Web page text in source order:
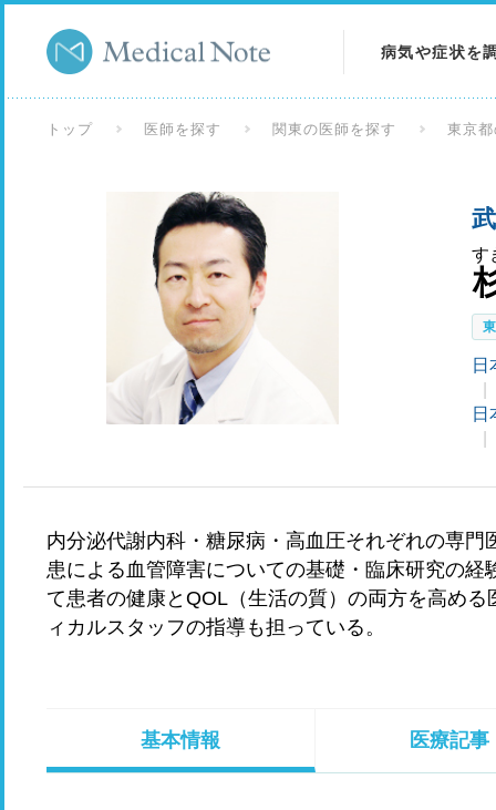
病気や症状を
検査を調べる
トップ 医師を探す 関東の医師を探す 東京
す
日
日
内分泌代謝内科・糖尿病・高血圧それぞれの専
患による血管障害についての基礎・臨床研究の
て患者の健康とQOL（生活の質）の両方を高め
ィカルスタッフの指導も担っている。
基本情報 医療記事